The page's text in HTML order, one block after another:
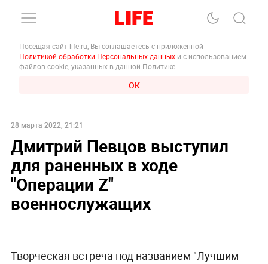
Посещая сайт life.ru, Вы соглашаетесь с приложенной
Политикой обработки Персональных данных и с использованием
файлов cookie, указанных в данной Политике.
ОК
28 марта 2022, 21:21
Дмитрий Певцов выступил
для раненных в ходе
"Операции Z"
военнослужащих
Творческая встреча под названием "Лучшим